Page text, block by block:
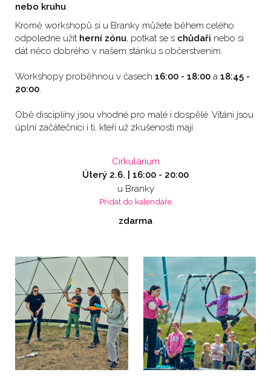
nebo kruhu.
Kromě workshopů si u Branky můžete během celého
odpoledne užít herní zónu, potkat se s chůdaři nebo si
dát něco dobrého v našem stánku s občerstvením.
Workshopy proběhnou v časech 16:00 - 18:00 a 18:45 -
20:00.
Obě disciplíny jsou vhodné pro malé i dospělé. Vítáni jsou
úplní začátečníci i ti, kteří už zkušenosti mají.
Cirkulárium
Úterý 2.6. | 16:00 - 20:00
u Branky
Přidat do kalendáře
zdarma